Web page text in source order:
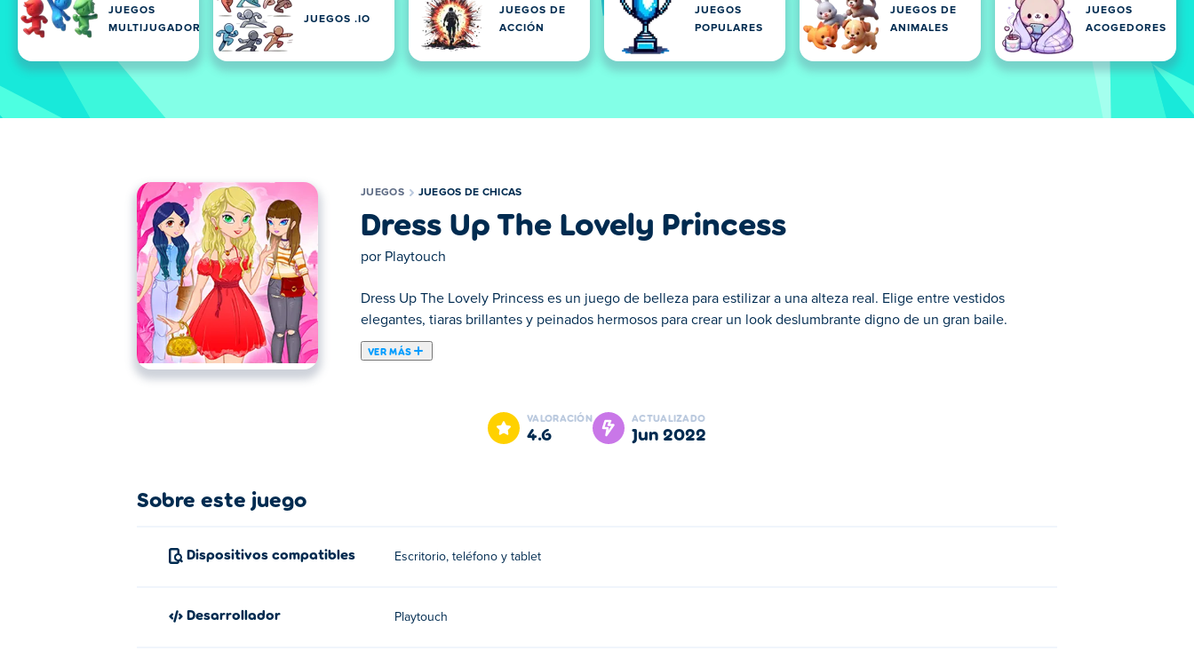
JUEGOS
MULTIJUGADOR
JUEGOS .IO
JUEGOS DE
ACCIÓN
JUEGOS
POPULARES
JUEGOS DE
ANIMALES
JUEGOS
ACOGEDORES
JUEGOS JUEGOS DE CHICAS
Dress Up The Lovely Princess
por Playtouch
Dress Up The Lovely Princess es un juego de belleza para estilizar a una alteza real. Elige entre vestidos
elegantes, tiaras brillantes y peinados hermosos para crear un look deslumbrante digno de un gran baile.
VER MÁS
Aquí puedes jugar a Dress Up The Lovely Princess. Dress Up The Lovely Princess es uno de nuestros Juegos de Chicas seleccionados.
VALORACIÓN
4.6
ACTUALIZADO
jun 2022
Sobre este juego
Dispositivos compatibles Escritorio, teléfono y tablet
Desarrollador Playtouch